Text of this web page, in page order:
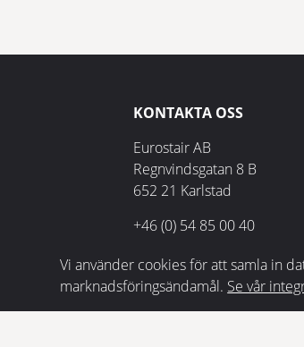
KONTAKTA OSS
Eurostair AB
Regnvindsgatan 8 B
652 21 Karlstad
+46 (0) 54 85 00 40
Vi använder cookies för att samla in
marknadsföringsändamål. Se vår